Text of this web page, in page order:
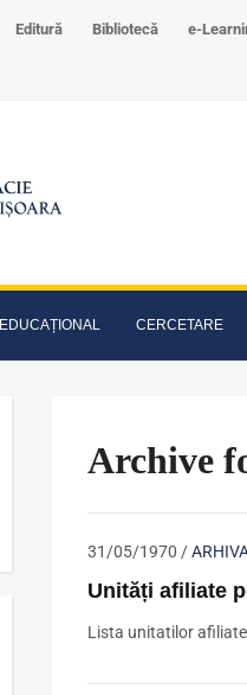
Editură Bibliotecă e-
EDUCAȚIONAL CERCETARE
Archive
31/05/1970 /
Unități afiliate
Lista unitatilor